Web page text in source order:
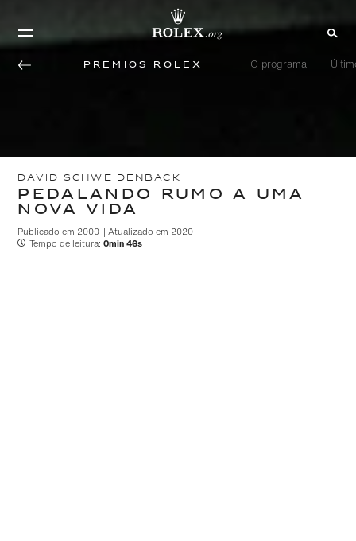
Prêmios Rolex O programa
DAVID SCHWEIDENBACK
PEDALANDO RUMO A UMA
NOVA VIDA
Publicado em 2000 | Atualizado em 2020
Tempo de leitura: 0min 46s